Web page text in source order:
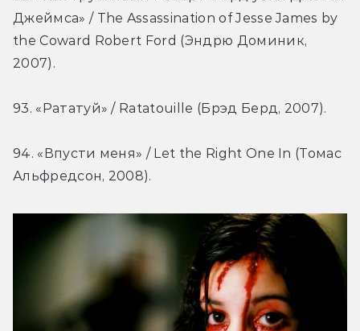
Джеймса» / The Assassination of Jesse James by
the Coward Robert Ford (Эндрю Доминик,
2007).
93. «Рататуй» / Ratatouille (Брэд Берд, 2007).
94. «Впусти меня» / Let the Right One In (Томас
Альфредсон, 2008).